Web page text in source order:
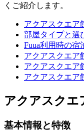
くご紹介します。
アクアスクエア
部屋タイプと選
Fuua利用時の宿
アクアスクエア
アクアスクエア
アクアスクエア
アクアスクエ
基本情報と特徴